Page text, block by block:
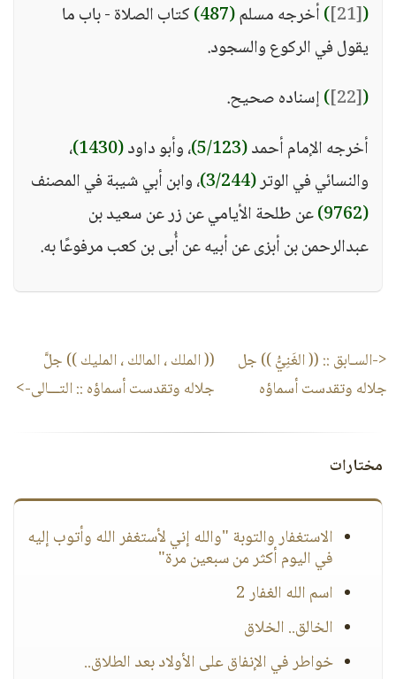
(
[21]
)أخرجه مسلم(487)
كتاب الصلاة - باب ما
يقول في الركوع والسجود.
(
[22]
)إسناده صحيح.
أخرجه الإمام أحمد(5/123) ، وأبو داود(1430)
،
والنسائي في الوتر(3/244)
، وابن أبي شيبة في المصنف
(9762)
عن طلحة الأيامي عن زر عن سعيد بن
عبدالرحمن بن أبزى عن أبيه عن أُبى بن كعب مرفوعًا به.
<-السـابق :: (( الغَنِيُّ )) جل
جلاله وتقدست أسماؤه
(( الملك ، المالك ، المليك )) جلَّ
جلاله وتقدست أسماؤه :: التـــالى->
مختارات
الاستغفار والتوبة "والله إني لأستغفر الله وأتوب إليه
في اليوم أكثر من سبعين مرة"
اسم الله الغفار 2
الخالق.. الخلاق
خواطر في الإنفاق على الأولاد بعد الطلاق..